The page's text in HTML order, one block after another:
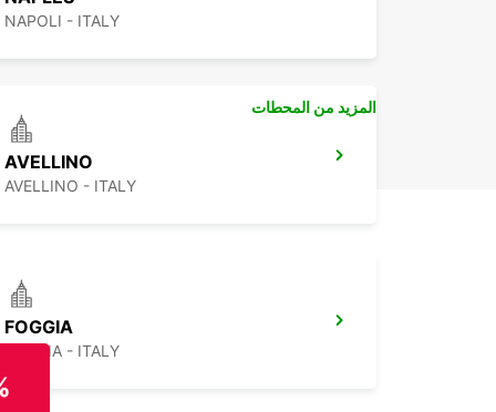
NAPOLI - ITALY
AVELLINO
AVELLINO - ITALY
FOGGIA
FOGGIA - ITALY
المزيد من المحطات